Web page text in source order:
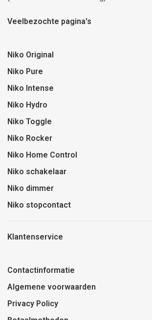
Veelbezochte pagina's
Niko Original
Niko Pure
Niko Intense
Niko Hydro
Niko Toggle
Niko Rocker
Niko Home Control
Niko schakelaar
Niko dimmer
Niko stopcontact
Klantenservice
Contactinformatie
Algemene voorwaarden
Privacy Policy